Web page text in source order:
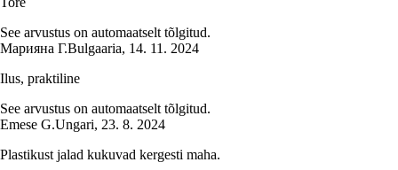
See arvustus on automaatselt tõlgitud.
Марияна Г.Bulgaaria, 14. 11. 2024
Ilus, praktiline
See arvustus on automaatselt tõlgitud.
Emese G.Ungari, 23. 8. 2024
Plastikust jalad kukuvad kergesti maha.